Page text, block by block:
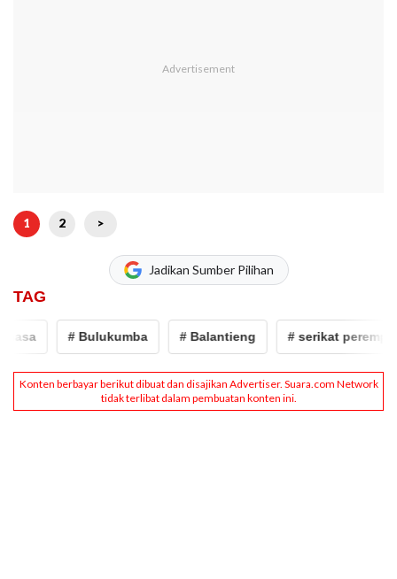
1 2 >
Jadikan Sumber Pilihan
TAG
# Bulukumba # Balantieng # serikat